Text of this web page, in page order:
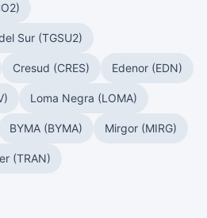
Sur (TGSU2)
Cresud (CRES) Edenor (EDN)
Loma Negra (LOMA)
BYMA (BYMA) Mirgor (MIRG)
(TRAN)